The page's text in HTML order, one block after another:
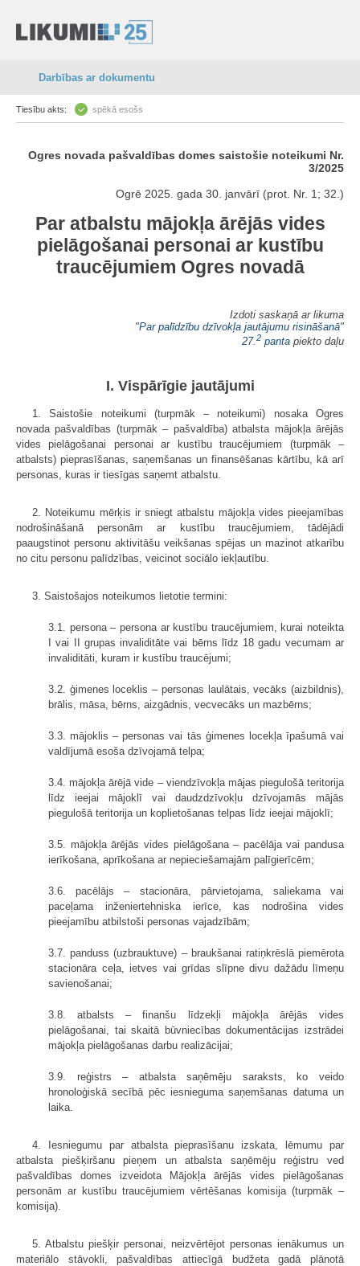
Darbības ar dokumentu
Tiesību akts: spēkā esošs
Ogres novada pašvaldības domes saistošie noteikumi Nr.
3/2025
Ogrē 2025. gada 30. janvārī (prot. Nr. 1; 32.)
Par atbalstu mājokļa ārējās vides
pielāgošanai personai ar kustību
traucējumiem Ogres novadā
Izdoti saskaņā ar likuma
"Par palīdzību dzīvokļa jautājumu risināšanā"
27.2 panta piekto daļu
I. Vispārīgie jautājumi
1. Saistošie noteikumi (turpmāk – noteikumi) nosaka Ogres
novada pašvaldības (turpmāk – pašvaldība) atbalsta mājokļa ārējās
vides pielāgošanai personai ar kustību traucējumiem (turpmāk –
atbalsts) pieprasīšanas, saņemšanas un finansēšanas kārtību, kā arī
personas, kuras ir tiesīgas saņemt atbalstu.
2. Noteikumu mērķis ir sniegt atbalstu mājokļa vides pieejamības
nodrošināšanā personām ar kustību traucējumiem, tādējādi
paaugstinot personu aktivitāšu veikšanas spējas un mazinot atkarību
no citu personu palīdzības, veicinot sociālo iekļautību.
3. Saistošajos noteikumos lietotie termini:
3.1. persona – persona ar kustību traucējumiem, kurai noteikta
I vai II grupas invaliditāte vai bērns līdz 18 gadu vecumam ar
invaliditāti, kuram ir kustību traucējumi;
3.2. ģimenes loceklis – personas laulātais, vecāks (aizbildnis),
brālis, māsa, bērns, aizgādnis, vecvecāks un mazbērns;
3.3. mājoklis – personas vai tās ģimenes locekļa īpašumā vai
valdījumā esoša dzīvojamā telpa;
3.4. mājokļa ārējā vide – viendzīvokļa mājas piegulošā teritorija
līdz ieejai mājoklī vai daudzdzīvokļu dzīvojamās mājās
piegulošā teritorija un koplietošanas telpas līdz ieejai mājoklī;
3.5. mājokļa ārējās vides pielāgošana – pacēlāja vai pandusa
ierīkošana, aprīkošana ar nepieciešamajām palīgierīcēm;
3.6. pacēlājs – stacionāra, pārvietojama, saliekama vai
paceļama inženiertehniska ierīce, kas nodrošina vides
pieejamību atbilstoši personas vajadzībām;
3.7. panduss (uzbrauktuve) – braukšanai ratiņkrēslā piemērota
stacionāra ceļa, ietves vai grīdas slīpne divu dažādu līmeņu
savienošanai;
3.8. atbalsts – finanšu līdzekļi mājokļa ārējās vides
pielāgošanai, tai skaitā būvniecības dokumentācijas izstrādei
mājokļa pielāgošanas darbu realizācijai;
3.9. reģistrs – atbalsta saņēmēju saraksts, ko veido
hronoloģiskā secībā pēc iesnieguma saņemšanas datuma un
laika.
4. Iesniegumu par atbalsta pieprasīšanu izskata, lēmumu par
atbalsta piešķiršanu pieņem un atbalsta saņēmēju reģistru ved
pašvaldības domes izveidota Mājokļa ārējās vides pielāgošanas
personām ar kustību traucējumiem vērtēšanas komisija (turpmāk –
komisija).
5. Atbalstu piešķir personai, neizvērtējot personas ienākumus un
materiālo stāvokli, pašvaldības attiecīgā budžeta gadā plānotā